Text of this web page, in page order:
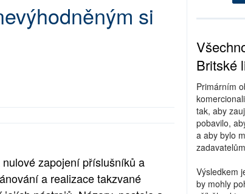
si
zapojení příslušníků a
a realizace takzvané
Britské
Primárním
tak, aby
pobavilo,
a aby bylo
Výsledkem
by mohly